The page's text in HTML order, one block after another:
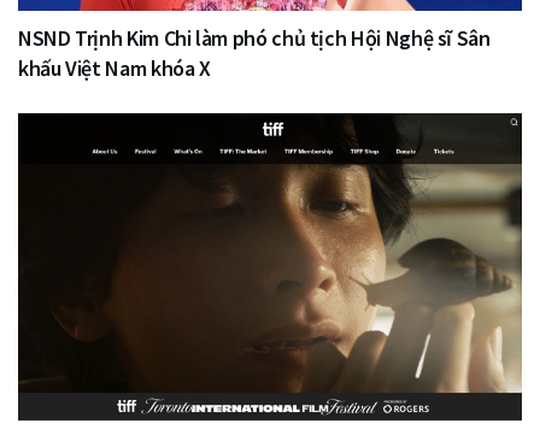
NSND Trịnh Kim Chi làm phó chủ tịch Hội Nghệ sĩ Sân
khấu Việt Nam khóa X